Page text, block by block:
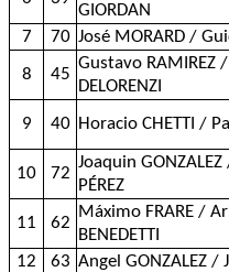
GIORDAN
7 70 José MORARD /
8
45
Gustavo RAMIREZ
DELORENZI
9 40 Horacio CHETTI /
10 72
Joaquin GONZALEZ
PÉREZ
11 62
Máximo FRARE /
BENEDETTI
12 63 Angel GONZALEZ /